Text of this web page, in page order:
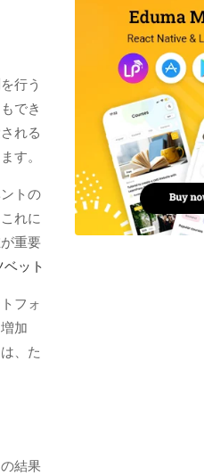
行う
でき
れる
す。
トの
れに
重要
ベット
フォ
加
、た
結果